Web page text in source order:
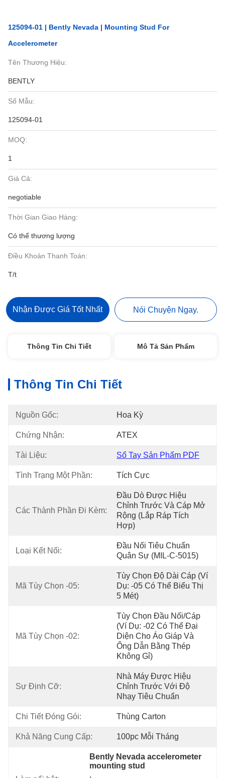
125094-01 | Bently Nevada | Mounting Stud For
Accelerometer
Tên Thương Hiệu:
BENTLY
Số Mẫu:
125094-01
MOQ:
1
Giá Cả:
negotiable
Thời Gian Giao Hàng:
Có thể thương lượng
Điều Khoản Thanh Toán:
T/t
Nhận Được Giá Tốt Nhất Nói Chuyện Ngay.
Thông Tin Chi Tiết Mô Tả Sản Phẩm
Thông Tin Chi Tiết
Nguồn Gốc: Hoa Kỳ
Chứng Nhận: ATEX
Tài Liệu: Sổ Tay Sản Phẩm PDF
Tình Trạng Một Phần: Tích Cực
Các Thành Phần Đi Kèm:
Đầu Dò Được Hiệu
Chỉnh Trước Và Cáp Mở
Rộng (lắp Ráp Tích
Hợp)
Loại Kết Nối:
Đầu Nối Tiêu Chuẩn
Quân Sự (MIL-C-5015)
Mã Tùy Chọn -05:
Tùy Chọn Độ Dài Cáp (ví
Dụ: -05 Có Thể Biểu Thị
5 Mét)
Mã Tùy Chọn -02:
Tùy Chọn Đầu Nối/cáp
(ví Dụ: -02 Có Thể Đại
Diện Cho Áo Giáp Và
Ống Dẫn Bằng Thép
Không Gỉ)
Sự Định Cỡ:
Nhà Máy Được Hiệu
Chỉnh Trước Với Độ
Nhạy Tiêu Chuẩn
Chi Tiết Đóng Gói: Thùng Carton
Khả Năng Cung Cấp: 100pc Mỗi Tháng
Bently Nevada accelerometer
mounting stud
,